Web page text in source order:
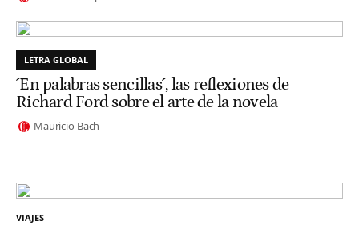
LETRA GLOBAL
´En palabras sencillas´, las reflexiones de
Richard Ford sobre el arte de la novela
Mauricio Bach
VIAJES